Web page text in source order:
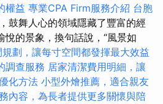
權益 專業CPA Firm服務介紹 台胞
鼓舞人心的領域隱藏了豐富的經
的景象，換句話說，“風景如
劃，讓每寸空間都發揮最大效益
調查服務 居家清潔費用明細，讓
化方法 小型外燴推薦，適合親友
內容，為長者提供更多關懷與陪